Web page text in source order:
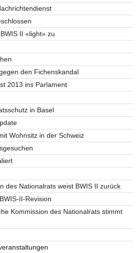
II «light» zu
den Fichenskandal
2013 ins Parlament
in Basel
Wohnsitz in der Schweiz
des Nationalrats weist BWIS II zurück
II-Revision
Kommission des Nationalrats stimmt